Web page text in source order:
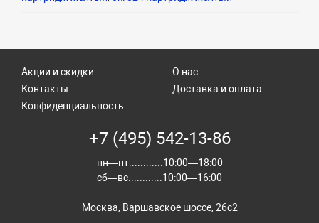
Акции и скидки
Контакты
О нас
Доставка и оплата
Конфиденциальность
+7 (495) 542-13-86
пн—пт............10:00—18:00
сб—вс............10:00—16:00
Москва, Варшавское шоссе, 26с2